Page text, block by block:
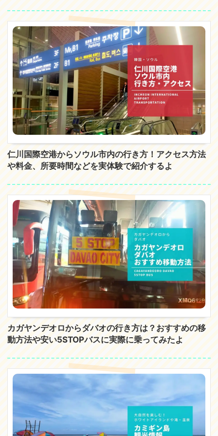
仁川国際空港からソウル市内の行き方！アクセス方法
や料金、所要時間などを実体験で紹介するよ
カガヤンデオロからダバオの行き方は？おすすめの移
動方法や安い5STOPバスに実際に乗ってみたよ